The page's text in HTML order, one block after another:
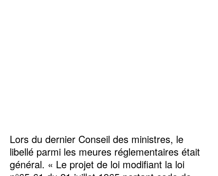
Lors du dernier Conseil des ministres, le
libellé parmi les meures réglementaires était
général. « Le projet de loi modifiant la loi